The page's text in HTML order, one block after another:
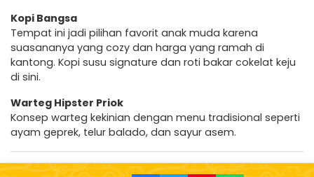
Kopi Bangsa
Tempat ini jadi pilihan favorit anak muda karena
suasananya yang cozy dan harga yang ramah di
kantong. Kopi susu signature dan roti bakar cokelat keju
di sini.
Warteg Hipster Priok
Konsep warteg kekinian dengan menu tradisional seperti
ayam geprek, telur balado, dan sayur asem.